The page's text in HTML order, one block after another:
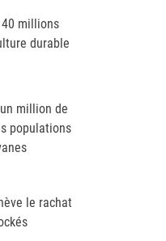
40 millions
durable
million de
populations
le rachat